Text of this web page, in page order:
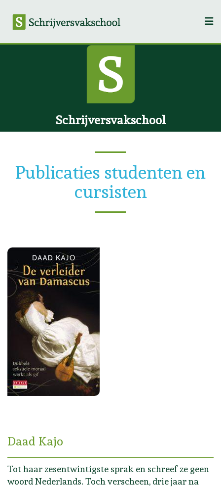
Schrijversvakschool
Publicaties studenten en
cursisten
Daad Kajo
Tot haar zesentwintigste sprak en schreef ze geen
woord Nederlands. Toch verscheen, drie jaar na